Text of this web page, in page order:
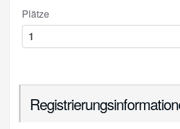
Plätze